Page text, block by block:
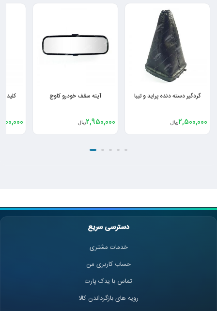
گردگیر دسته دنده پراید و تیبا
2,500,000ریال
آینه سقف خودرو کاوج
2,950,000ریال
کلید
دسترسی سریع
خدمات مشتری
حساب کاربری من
تماس با یدک پارت
رویه های بازگرداندن کالا